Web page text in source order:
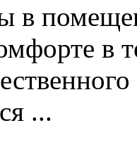
в
в
...